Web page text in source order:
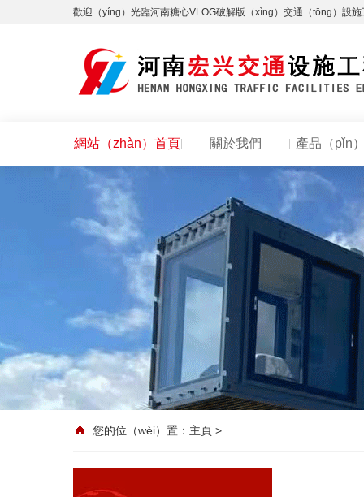
歡迎（yíng）光臨河南糖心VLOG破解版（xìng）交通（tōng）設
網站（zhàn）首頁 關於我們 產品（pǐn
您的位（wèi）置： 主頁 >